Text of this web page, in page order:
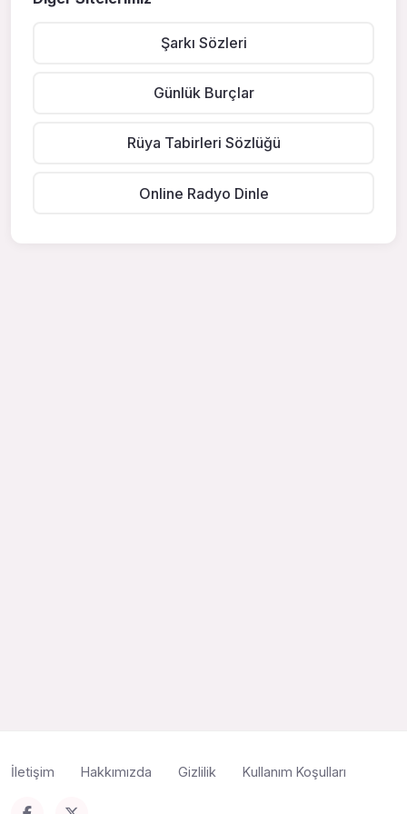
Şarkı Sözleri
Günlük Burçlar
Rüya Tabirleri Sözlüğü
Online Radyo Dinle
İletişim Hakkımızda Gizlilik Kullanım Koşulları